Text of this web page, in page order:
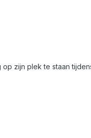
zijn plek te staan